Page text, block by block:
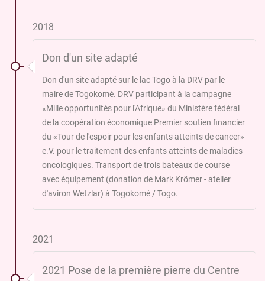
2018
Don d'un site adapté
Don d'un site adapté sur le lac Togo à la DRV par le
maire de Togokomé. DRV participant à la campagne
«Mille opportunités pour l'Afrique» du Ministère fédéral
de la coopération économique Premier soutien financier
du «Tour de l'espoir pour les enfants atteints de cancer»
e.V. pour le traitement des enfants atteints de maladies
oncologiques. Transport de trois bateaux de course
avec équipement (donation de Mark Krömer - atelier
d'aviron Wetzlar) à Togokomé / Togo.
2021
2021 Pose de la première pierre du Centre